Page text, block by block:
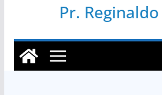
Pr.